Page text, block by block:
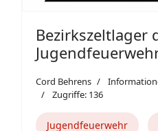
Bezirkszeltlager
Cord Behrens
Zugriffe: 136
Jugendfeuerwehr